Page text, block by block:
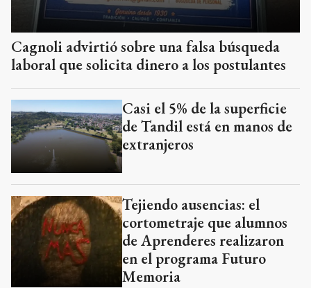
Cagnoli advirtió sobre una falsa búsqueda
laboral que solicita dinero a los postulantes
Casi el 5% de la superficie
de Tandil está en manos de
extranjeros
Tejiendo ausencias: el
cortometraje que alumnos
de Aprenderes realizaron
en el programa Futuro
Memoria